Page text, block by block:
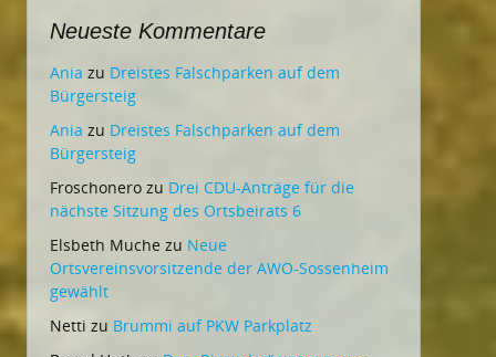
Neueste Kommentare
Ania zu Dreistes Falschparken auf dem
Bürgersteig
Ania zu Dreistes Falschparken auf dem
Bürgersteig
Froschonero zu Drei CDU-Anträge für die
nächste Sitzung des Ortsbeirats 6
Elsbeth Muche zu Neue
Ortsvereinsvorsitzende der AWO-Sossenheim
gewählt
Netti zu Brummi auf PKW Parkplatz